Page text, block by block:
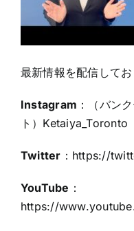
最新情報を配信してお
Instagram ：（バン
ト）Ketaiya_Toronto
Twitter ：https://
YouTube ：
https://